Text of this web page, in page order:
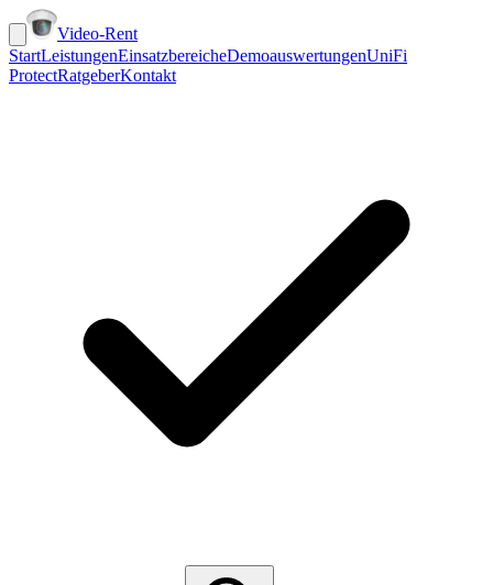
Video-Rent
StartLeistungenEinsatzbereicheDemoauswertungenUniFi
ProtectRatgeberKontakt